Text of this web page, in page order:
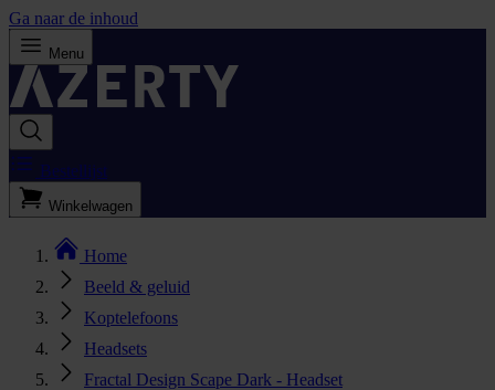
Ga naar de inhoud
Menu
Bestellijst
Winkelwagen
Home
Beeld & geluid
Koptelefoons
Headsets
Fractal Design Scape Dark - Headset